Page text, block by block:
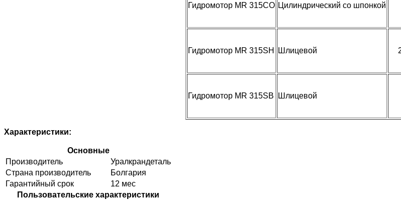
Гидромотор MR 315CO Цилиндрический со шпонкой
Гидромотор MR 315SH Шлицевой
Гидромотор MR 315SB Шлицевой
Характеристики:
Основные
Производитель
Уралкрандеталь
Страна производитель
Болгария
Гарантийный срок
12 мес
Пользовательские характеристики